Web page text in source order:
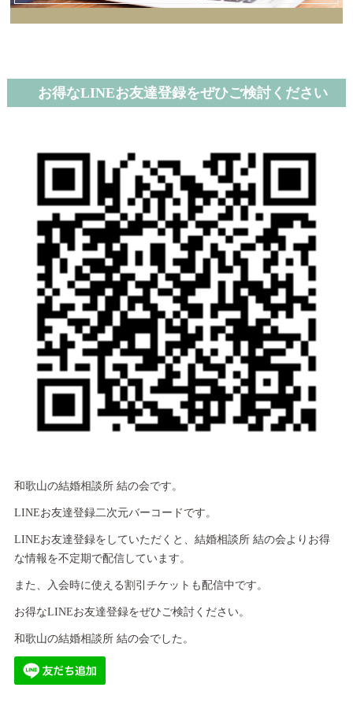
お得なLINEお友達登録をぜひご検討ください
和歌山の結婚相談所 結の会です。
LINEお友達登録二次元バーコードです。
LINEお友達登録をしていただくと、結婚相談所 結の会よりお得
な情報を不定期で配信しています。
また、入会時に使える割引チケットも配信中です。
お得なLINEお友達登録をぜひご検討ください。
和歌山の結婚相談所 結の会でした。